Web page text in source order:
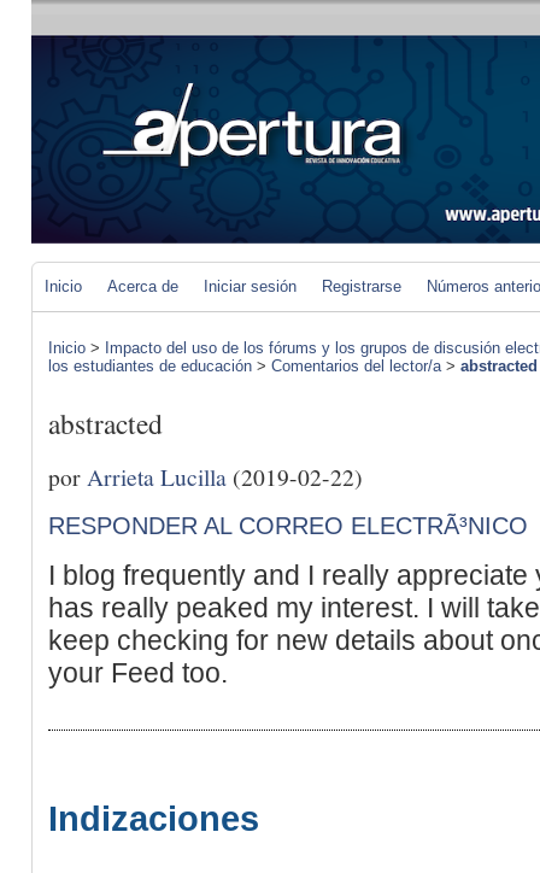
Inicio Acerca de Iniciar sesión Registrarse Números
Inicio > Impacto del uso de los fórums y los grupos de discusión
los estudiantes de educación > Comentarios del lector/a> abstracted
abstracted
por Arrieta Lucilla (2019-02-22)
RESPONDER AL CORREO ELECTRÃ³NICO
I blog frequently and I really
has really peaked my interest. I will
keep checking for new details about
your Feed too.
Indizaciones